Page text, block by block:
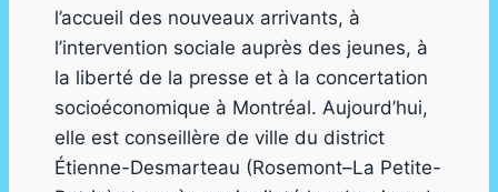
l’accueil des nouveaux arrivants, à
l’intervention sociale auprès des jeunes, à
la liberté de la presse et à la concertation
socioéconomique à Montréal. Aujourd’hui,
elle est conseillère de ville du district
Étienne-Desmarteau (Rosemont–La Petite-